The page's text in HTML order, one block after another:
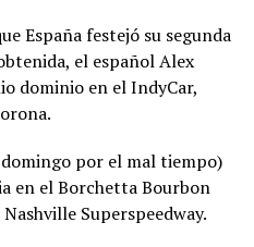
España festejó su segunda
el español Alex
dominio en el IndyCar,
por el mal tiempo)
en el Borchetta Bourbon
Superspeedway.